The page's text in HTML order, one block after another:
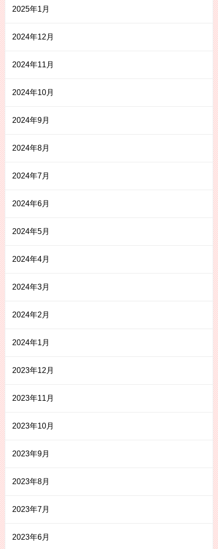
2025年1月
2024年12月
2024年11月
2024年10月
2024年9月
2024年8月
2024年7月
2024年6月
2024年5月
2024年4月
2024年3月
2024年2月
2024年1月
2023年12月
2023年11月
2023年10月
2023年9月
2023年8月
2023年7月
2023年6月